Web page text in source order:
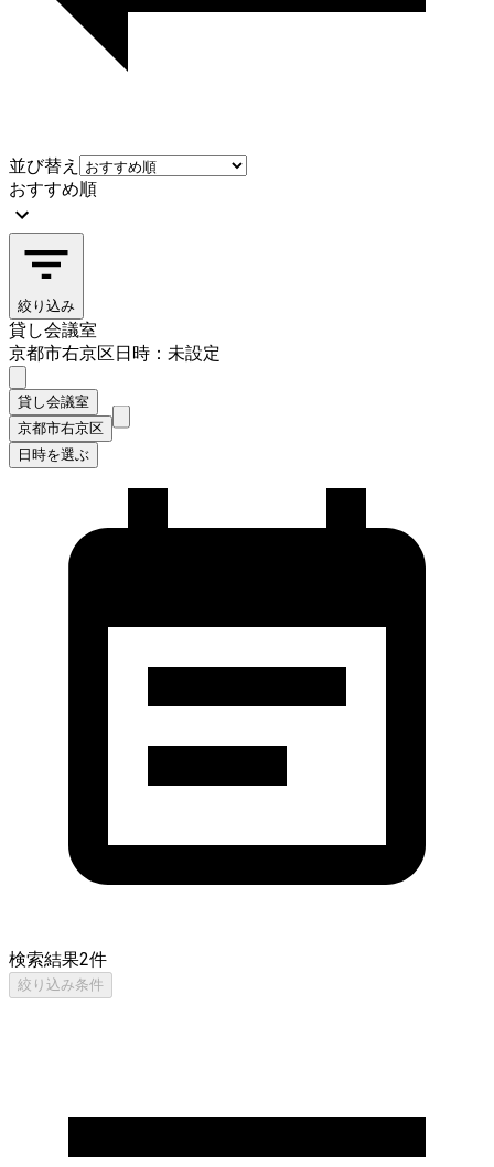
並び替え
おすすめ順
絞り込み
貸し会議室
京都市右京区日時：未設定
貸し会議室
京都市右京区
日時を選ぶ
検索結果2件
絞り込み条件